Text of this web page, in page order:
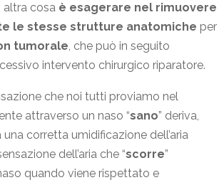
altra cosa è esagerare nel rimuovere
le stesse strutture anatomiche per
tumorale, che può in seguito
intervento chirurgico riparatore.
che noi tutti proviamo nel
attraverso un naso “sano” deriva,
corretta umidificazione dell’aria
dell’aria che “scorre”
quando viene rispettato e